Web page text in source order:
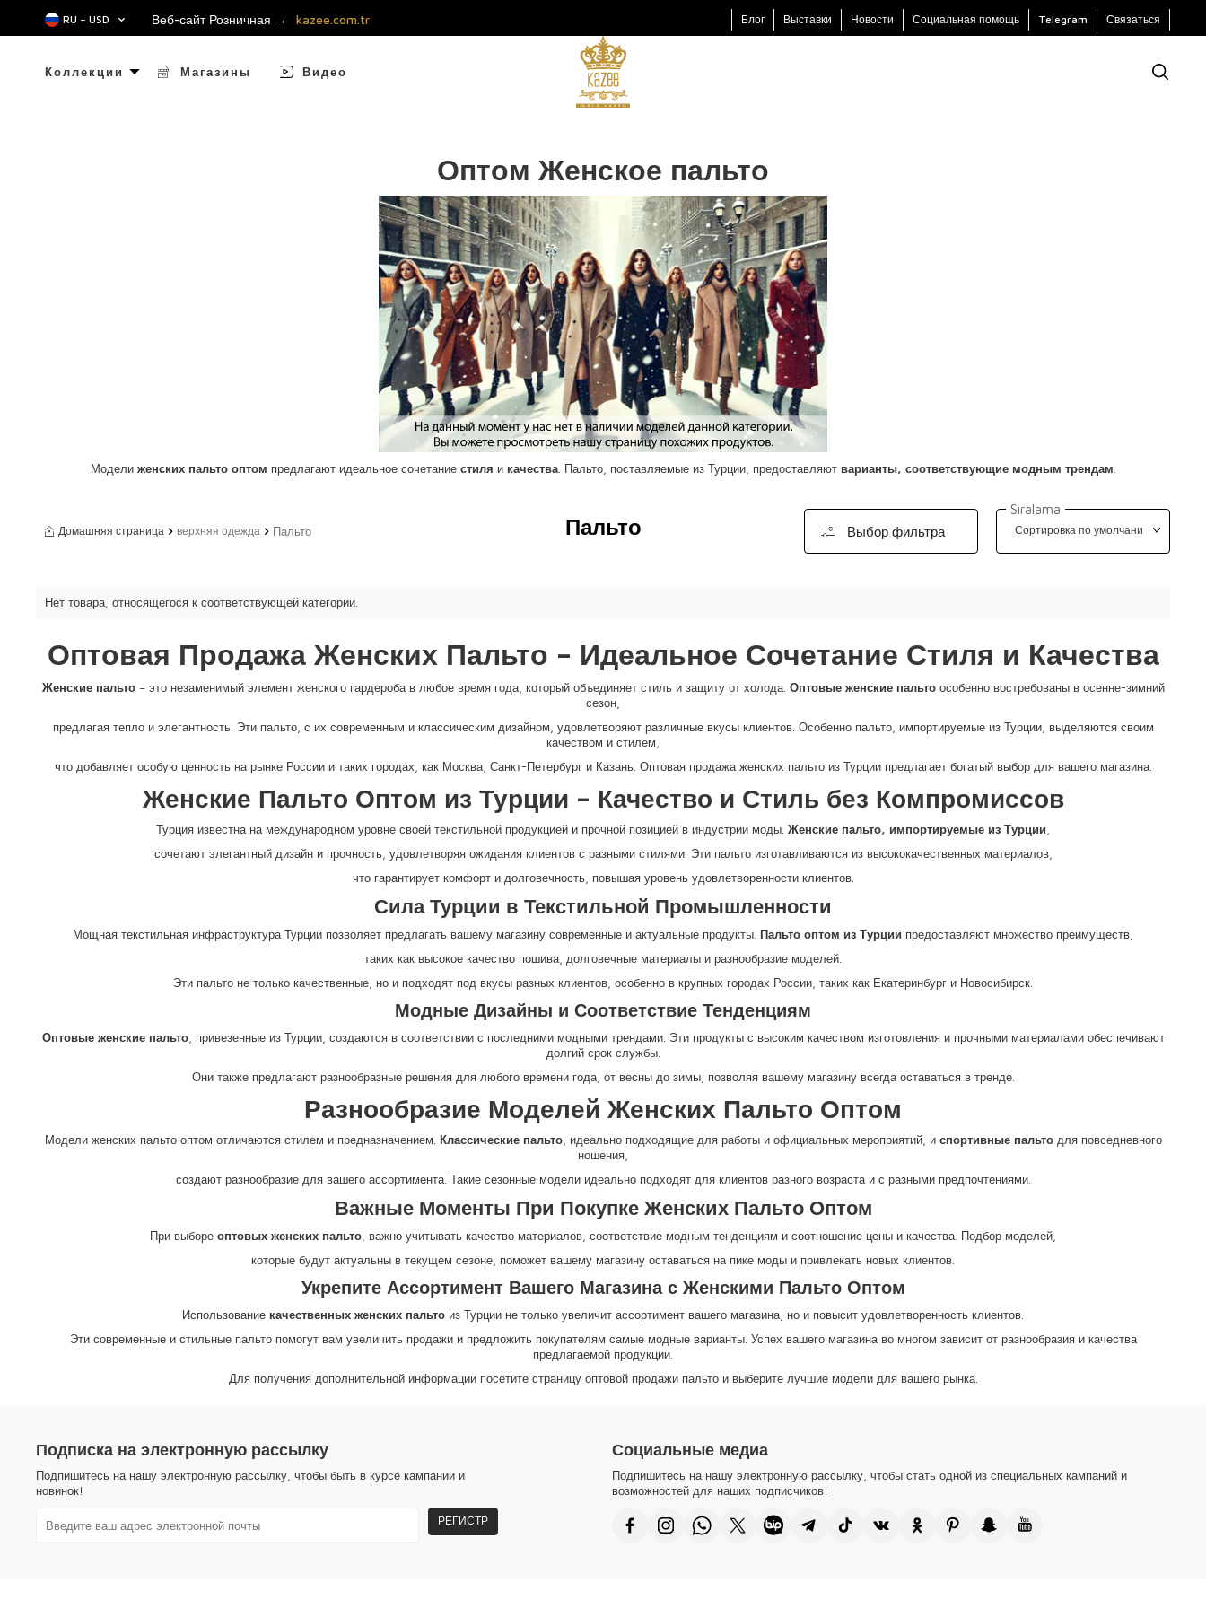
RU − USD Веб-сайт Розничная → kazee.com.tr Блог Выставки Новости Социальная помощь Telegram Связаться
Коллекции Магазины Видео
Оптом Женское пальто
Модели женских пальто оптом предлагают идеальное сочетание стиля и качества. Пальто, поставляемые из Турции, предоставляют варианты, соответствующие модным трендам
Домашняя страница верхняя одежда Пальто Пальто Выбор фильтра
Sıralama
Нет товара, относящегося к соответствующей категории.
Оптовая Продажа Женских Пальто – Идеальное Сочетание Стиля и Качества
Женские пальто– это незаменимый элемент женского гардероба в любое время года, который объединяет стиль и защиту от холода. Оптовые женские пальтоособенно востребованы в осенне-зимний
сезон,
предлагая тепло и элегантность. Эти пальто, с их современным и классическим дизайном, удовлетворяют различные вкусы клиентов. Особенно пальто, импортируемые из Турции, выделяются своим
качеством и стилем,
что добавляет особую ценность на рынке России и таких городах, как Москва, Санкт-Петербург и Казань. Оптоваяпродажаженских пальтоиз Турции предлагает богатый выбор для вашего магазина.
Женские Пальто Оптом из Турции – Качество и Стиль без Компромиссов
Турция известна на международном уровне своей текстильной продукцией и прочной позицией в индустрии моды. Женские пальто, импортируемые из Турции
сочетают элегантный дизайн и прочность, удовлетворяя ожидания клиентов с разными стилями. Эти пальто изготавливаются из высококачественных материалов,
что гарантирует комфорт и долговечность, повышая уровень удовлетворенности клиентов.
Сила Турции в Текстильной Промышленности
Мощная текстильная инфраструктура Турции позволяет предлагать вашему магазину современные и актуальные продукты. Пальто оптом из Турции предоставляют множество преимуществ,
таких как высокое качество пошива, долговечные материалы и разнообразие моделей.
Эти пальто не только качественные, но и подходят под вкусы разных клиентов, особенно в крупных городах России, таких как Екатеринбург и Новосибирск.
Модные Дизайны и Соответствие Тенденциям
Оптовые женские пальто, привезенные из Турции, создаются в соответствии с последними модными трендами. Эти продукты с высоким качеством изготовления и прочными материалами обеспечивают
долгий срок службы.
Они также предлагают разнообразные решения для любого времени года, от весны до зимы, позволяя вашему магазину всегда оставаться в тренде.
Разнообразие Моделей Женских Пальто Оптом
Модели женских пальто оптом отличаются стилем и предназначением. Классические пальто, идеально подходящие для работы и официальных мероприятий, и спортивные пальтодля повседневного
ношения,
создают разнообразие для вашего ассортимента. Такие сезонные модели идеально подходят для клиентов разного возраста и с разными предпочтениями.
Важные Моменты При Покупке Женских Пальто Оптом
При выборе оптовых женских пальто , важно учитывать качество материалов, соответствие модным тенденциям и соотношение цены и качества. Подбор моделей,
которые будут актуальны в текущем сезоне, поможет вашему магазину оставаться на пике моды и привлекать новых клиентов.
Укрепите Ассортимент Вашего Магазина с Женскими Пальто Оптом
Использование качественных женских пальто из Турции не только увеличит ассортимент вашего магазина, но и повысит удовлетворенность клиентов.
Эти современные и стильные пальто помогут вам увеличить продажи и предложить покупателям самые модные варианты. Успех вашего магазина во многом зависит от разнообразия и качества
предлагаемой продукции.
Для получения дополнительной информации посетите страницу оптовойпродажипальтои выберите лучшие модели для вашего рынка.
Подписка на электронную рассылку
Подпишитесь на нашу электронную рассылку, чтобы быть в курсе кампании и
новинок!
РЕГИСТР
Социальные медиа
Подпишитесь на нашу электронную рассылку, чтобы стать одной из специальных кампаний и
возможностей для наших подписчиков!